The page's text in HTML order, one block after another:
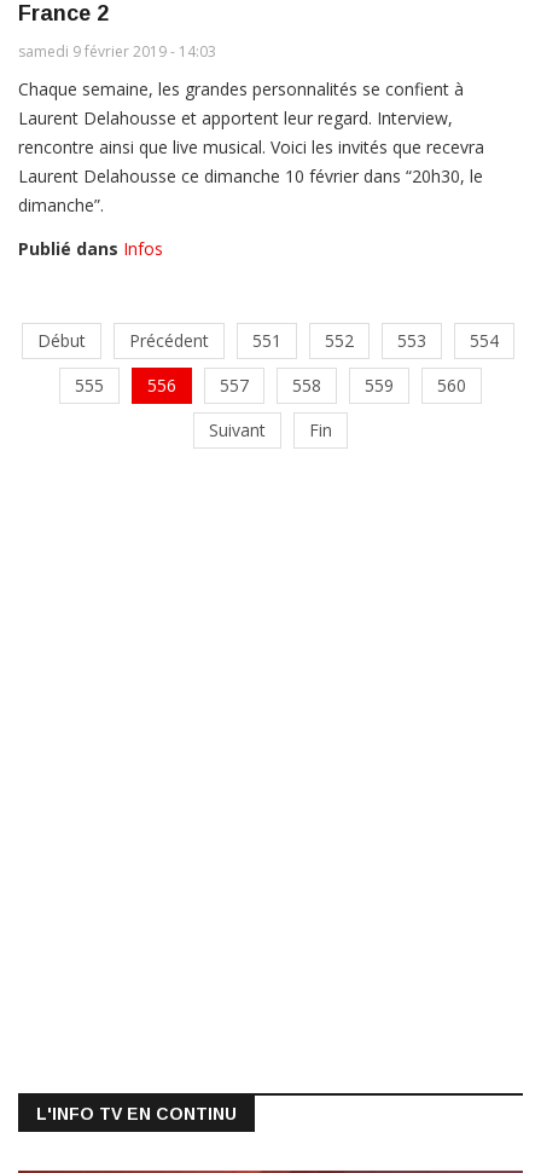
France 2
samedi 9 février 2019 - 14:03
Chaque semaine, les grandes personnalités se confient à
Laurent Delahousse et apportent leur regard. Interview,
rencontre ainsi que live musical. Voici les invités que recevra
Laurent Delahousse ce dimanche 10 février dans “20h30, le
dimanche”.
Publié dans Infos
Début Précédent 551 552 553
554
555
556 557 558 559
560
Suivant
Fin
L'INFO TV EN CONTINU